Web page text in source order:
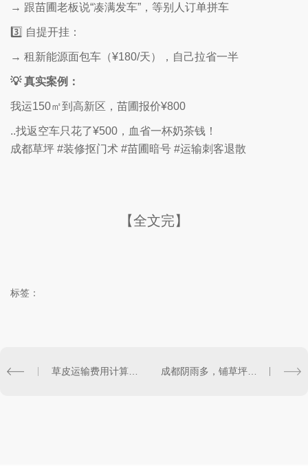
→ 跟苗圃老板说“凑满发车”，等别人订单拼车
3️⃣ 自提开挂：
→ 租新能源面包车（¥180/天），自己拉省一半
💡 真实案例：
我运150㎡到高新区，苗圃报价¥800
..找返空车只花了¥500，血省一杯奶茶钱！
成都草坪 #装修抠门术 #苗圃暗号 #运输刺客退散
【全文完】
标签：
草皮运输费用计算标准 成都阴雨多，铺草坪会不会烂根发霉？